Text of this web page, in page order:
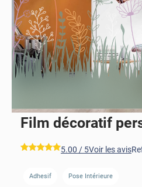
Film décoratif
*****
5.00 / 5Voir les avis
Adhesif Pose Intérieure